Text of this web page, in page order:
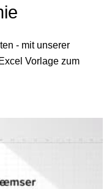
- mit unserer
Vorlage zum